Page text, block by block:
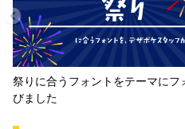
祭りに合うフォントをテーマにフ
びました